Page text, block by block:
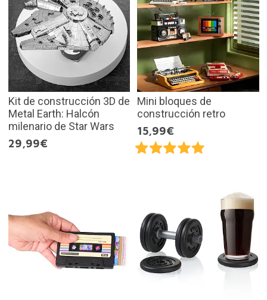
Kit de construcción 3D de
Metal Earth: Halcón
milenario de Star Wars
29,99€
Mini bloques de
construcción retro
15,99€